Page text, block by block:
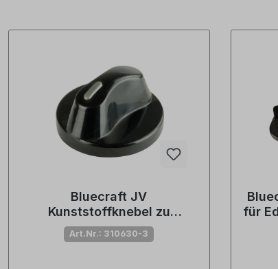
Bluecraft JV
Kunststoffknebel zu
Gaskocher Turbo (Nr.
805199)
Art.Nr.: 310630-3
für